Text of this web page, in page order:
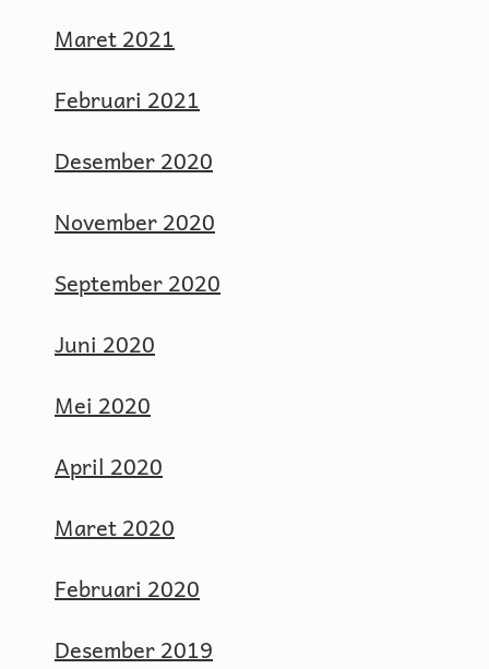
Maret 2021
Februari 2021
Desember 2020
November 2020
September 2020
Juni 2020
Mei 2020
April 2020
Maret 2020
Februari 2020
Desember 2019